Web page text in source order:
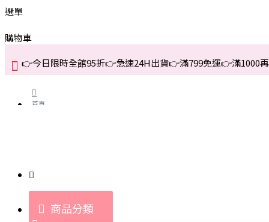
選單
購物車
👉今日限時全館95折👉急速24H出貨👉滿799免運👉滿1000
首頁
商品分類